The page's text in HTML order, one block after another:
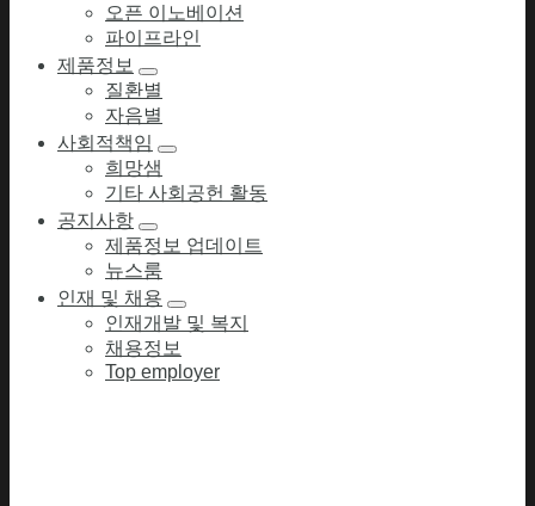
오픈 이노베이션
파이프라인
제품정보
질환별
자음별
사회적책임
희망샘
기타 사회공헌 활동
공지사항
제품정보 업데이트
뉴스룸
인재 및 채용
인재개발 및 복지
채용정보
Top employer